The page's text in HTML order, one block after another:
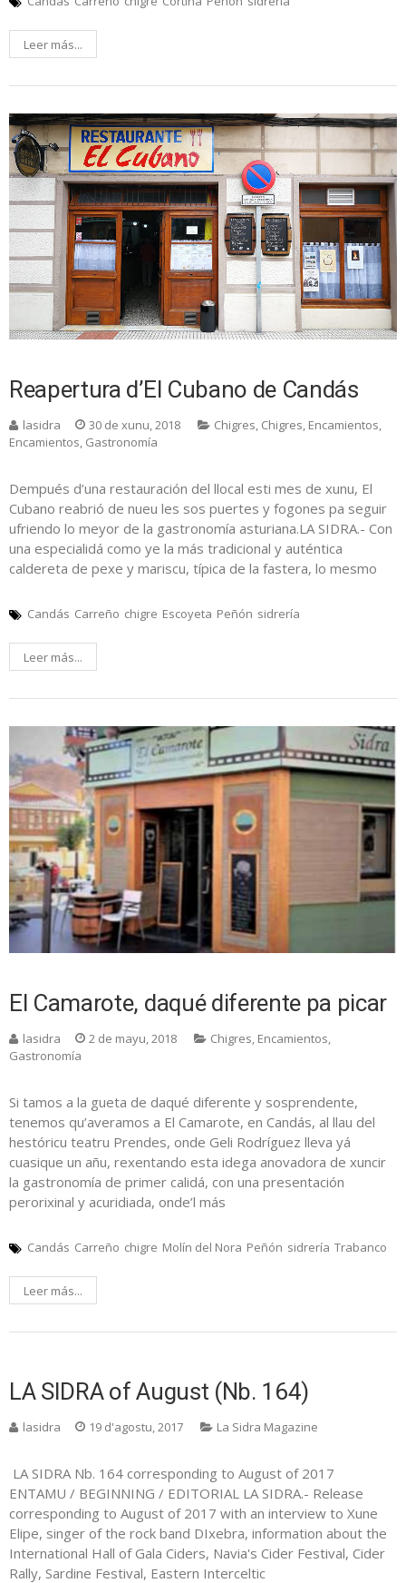
Leer más...
Reapertura d’El Cubano de Candás
lasidra 30 de xunu, 2018 Chigres, Chigres, Encamientos,
Encamientos, Gastronomía
Dempués d’una restauración del llocal esti mes de xunu, El
Cubano reabrió de nueu les sos puertes y fogones pa seguir
ufriendo lo meyor de la gastronomía asturiana.LA SIDRA.- Con
una especialidá como ye la más tradicional y auténtica
caldereta de pexe y mariscu, típica de la fastera, lo mesmo
Candás Carreño chigre Escoyeta Peñón sidrería
Leer más...
El Camarote, daqué diferente pa picar
lasidra 2 de mayu, 2018 Chigres, Encamientos,
Gastronomía
Si tamos a la gueta de daqué diferente y sosprendente,
tenemos qu’averamos a El Camarote, en Candás, al llau del
hestóricu teatru Prendes, onde Geli Rodríguez lleva yá
cuasique un añu, rexentando esta idega anovadora de xuncir
la gastronomía de primer calidá, con una presentación
perorixinal y acuridiada, onde’l más
Candás Carreño chigre Molín del Nora Peñón sidrería Trabanco
Leer más...
LA SIDRA of August (Nb. 164)
lasidra 19 d'agostu, 2017 La Sidra Magazine
LA SIDRA Nb. 164 corresponding to August of 2017
ENTAMU / BEGINNING / EDITORIAL LA SIDRA.- Release
corresponding to August of 2017 with an interview to Xune
Elipe, singer of the rock band DIxebra, information about the
International Hall of Gala Ciders, Navia's Cider Festival, Cider
Rally, Sardine Festival, Eastern Interceltic